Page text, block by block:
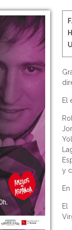
El
y
El